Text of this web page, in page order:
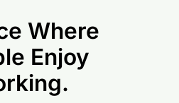
Where
Enjoy